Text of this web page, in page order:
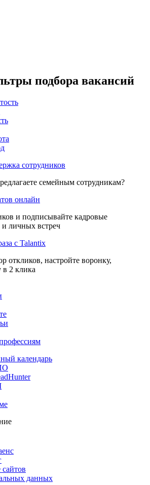
подбора вакансий
сотрудников
семейным сотрудникам?
онлайн
и подписывайте кадровые
и личных встреч
с Talantix
откликов, настройте воронку,
в 2 клика
календарь
данных